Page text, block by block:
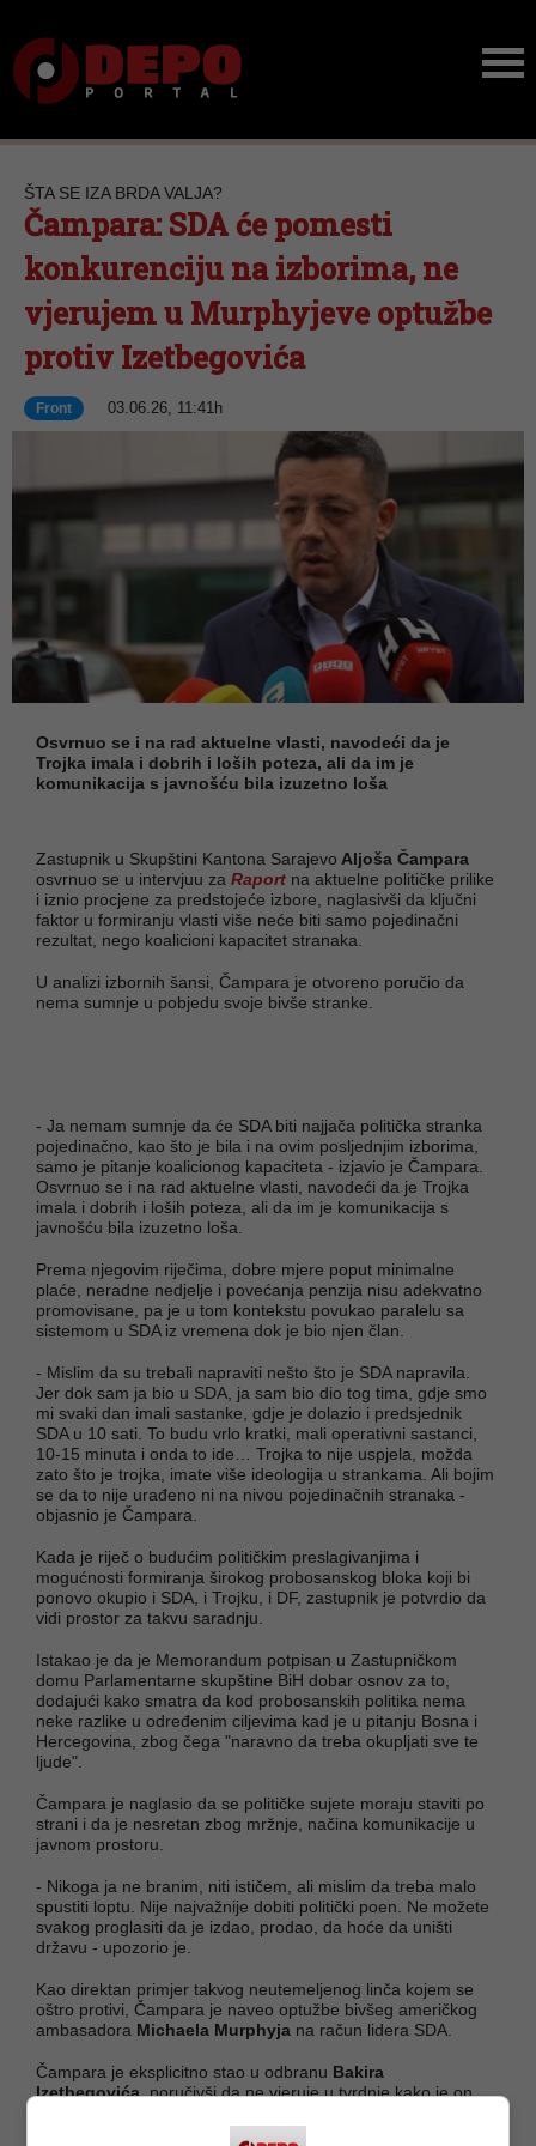
ŠTA SE IZA BRDA VALJA?
Čampara: SDA će pomesti
konkurenciju na izborima, ne
vjerujem u Murphyjeve optužbe
protiv Izetbegovića
Front 03.06.26, 11:41h
Osvrnuo se i na rad aktuelne vlasti, navodeći da je
Trojka imala i dobrih i loših poteza, ali da im je
komunikacija s javnošću bila izuzetno loša
Zastupnik u Skupštini Kantona Sarajevo Aljoša Čampara
osvrnuo se u intervjuu za Raport na aktuelne političke prilike
i iznio procjene za predstojeće izbore, naglasivši da ključni
faktor u formiranju vlasti više neće biti samo pojedinačni
rezultat, nego koalicioni kapacitet stranaka.
U analizi izbornih šansi, Čampara je otvoreno poručio da
nema sumnje u pobjedu svoje bivše stranke.
- Ja nemam sumnje da će SDA biti najjača politička stranka
pojedinačno, kao što je bila i na ovim posljednjim izborima,
samo je pitanje koalicionog kapaciteta - izjavio je Čampara.
Osvrnuo se i na rad aktuelne vlasti, navodeći da je Trojka
imala i dobrih i loših poteza, ali da im je komunikacija s
javnošću bila izuzetno loša.
Prema njegovim riječima, dobre mjere poput minimalne
plaće, neradne nedjelje i povećanja penzija nisu adekvatno
promovisane, pa je u tom kontekstu povukao paralelu sa
sistemom u SDA iz vremena dok je bio njen član.
- Mislim da su trebali napraviti nešto što je SDA napravila.
Jer dok sam ja bio u SDA, ja sam bio dio tog tima, gdje smo
mi svaki dan imali sastanke, gdje je dolazio i predsjednik
SDA u 10 sati. To budu vrlo kratki, mali operativni sastanci,
10-15 minuta i onda to ide… Trojka to nije uspjela, možda
zato što je trojka, imate više ideologija u strankama. Ali bojim
se da to nije urađeno ni na nivou pojedinačnih stranaka -
objasnio je Čampara.
Kada je riječ o budućim političkim preslagivanjima i
mogućnosti formiranja širokog probosanskog bloka koji bi
ponovo okupio i SDA, i Trojku, i DF, zastupnik je potvrdio da
vidi prostor za takvu saradnju.
Istakao je da je Memorandum potpisan u Zastupničkom
domu Parlamentarne skupštine BiH dobar osnov za to,
dodajući kako smatra da kod probosanskih politika nema
neke razlike u određenim ciljevima kad je u pitanju Bosna i
Hercegovina, zbog čega "naravno da treba okupljati sve te
ljude".
Čampara je naglasio da se političke sujete moraju staviti po
strani i da je nesretan zbog mržnje, načina komunikacije u
javnom prostoru.
- Nikoga ja ne branim, niti ističem, ali mislim da treba malo
spustiti loptu. Nije najvažnije dobiti politički poen. Ne možete
svakog proglasiti da je izdao, prodao, da hoće da uništi
državu - upozorio je.
Kao direktan primjer takvog neutemeljenog linča kojem se
oštro protivi, Čampara je naveo optužbe bivšeg američkog
ambasadora Michaela Murphyja na račun lidera SDA.
Čampara je eksplicitno stao u odbranu Bakira
Izetbegovića,poručivši da ne vjeruje u tvrdnje kako je on